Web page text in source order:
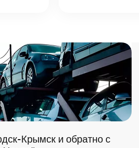
Крымск и обратно с